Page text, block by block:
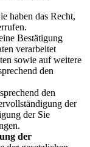
haben das Recht,
Bestätigung
verarbeitet
sowie auf weitere
den
den
der
der Sie
der